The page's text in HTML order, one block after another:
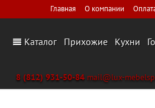
Главная О компании
Каталог Прихожие Кухни
8 (812) 931-50-84 mail@lux-